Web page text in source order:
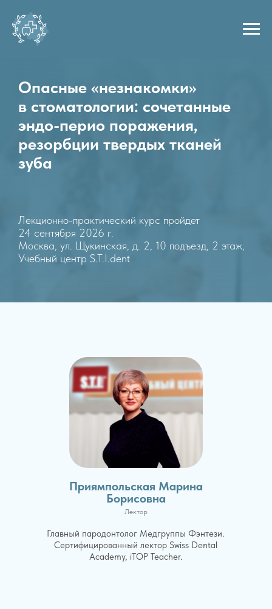
Опасные «незнакомки»
в стоматологии: сочетанные
эндо-перио поражения,
резорбции твердых тканей
зуба
Лекционно-практический курс пройдет
24 сентября 2026 г.
Москва, ул. Щукинская, д. 2, 10 подъезд, 2 этаж,
Учебный центр S.T.I.dent
Приямпольская Марина
Борисовна
Лектор
Главный пародонтолог Медгруппы Фэнтези.
Сертифицированный лектор Swiss Dental
Academy, iTOP Teacher.